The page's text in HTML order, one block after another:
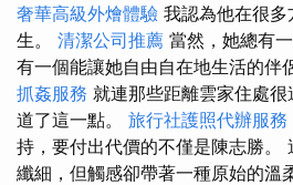
奢華高級外燴體驗 我認為他在很
生。 清潔公司推薦 當然，她總有
有一個能讓她自由自在地生活的伴
抓姦服務 就連那些距離雲家住處
道了這一點。 旅行社護照代辦服務
持，要付出代價的不僅是陳志勝。
纖細，但觸感卻帶著一種原始的溫